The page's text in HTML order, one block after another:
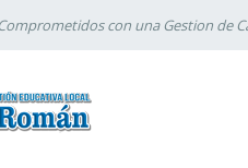
con una Gestion de